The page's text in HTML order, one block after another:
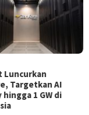
Luncurkan
Targetkan AI
hingga 1 GW di